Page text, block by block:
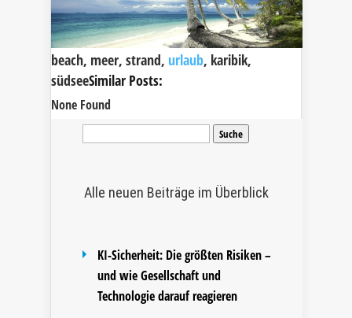
beach, meer, strand, urlaub, karibik,
südseeSimilar Posts:
None Found
Suche
Alle neuen Beiträge im Überblick
KI-Sicherheit: Die größten Risiken –
und wie Gesellschaft und
Technologie darauf reagieren